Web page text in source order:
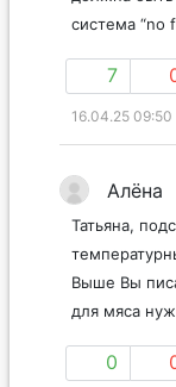
система “no
7
16.04.25 09:50
Алёна
Татьяна,
Выше Вы
для мяса
0